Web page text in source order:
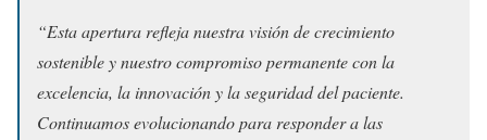
“Esta apertura refleja nuestra visión de crecimiento
sostenible y nuestro compromiso permanente con la
excelencia, la innovación y la seguridad del paciente.
Continuamos evolucionando para responder a las